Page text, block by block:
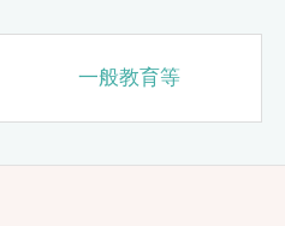
一般教育等